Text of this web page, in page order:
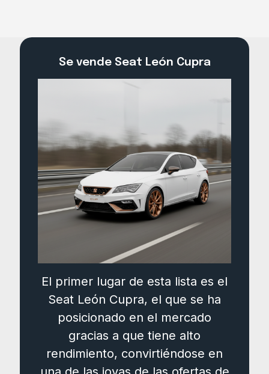
Se vende Seat León Cupra
El primer lugar de esta lista es el
Seat León Cupra, el que se ha
posicionado en el mercado
gracias a que tiene alto
rendimiento, convirtiéndose en